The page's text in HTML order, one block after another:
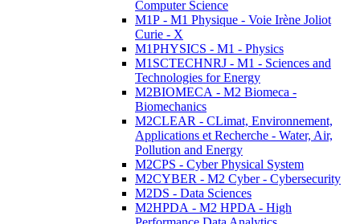
Computer Science
M1P - M1 Physique - Voie Irène Joliot
Curie - X
M1PHYSICS - M1 - Physics
M1SCTECHNRJ - M1 - Sciences and
Technologies for Energy
M2BIOMECA - M2 Biomeca -
Biomechanics
M2CLEAR - CLimat, Environnement,
Applications et Recherche - Water, Air,
Pollution and Energy
M2CPS - Cyber Physical System
M2CYBER - M2 Cyber - Cybersecurity
M2DS - Data Sciences
M2HPDA - M2 HPDA - High